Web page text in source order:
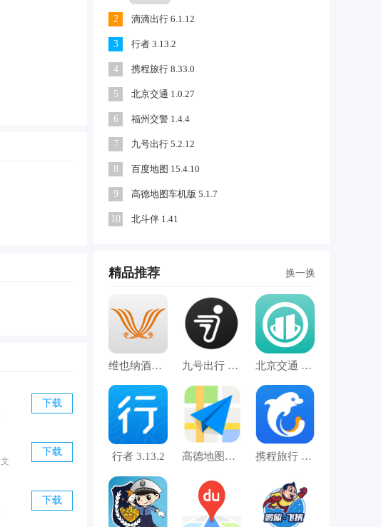
迎下载使
下载
下载
下载
2 滴滴出行 6.1.12
3 行者 3.13.2
4 携程旅行 8.33.0
5 北京交通 1.0.27
6 福州交警 1.4.4
7 九号出行 5.2.12
8 百度地图 15.4.10
9 高德地图车机版 5.1.7
10 北斗伴 1.41
精品推荐 换一换
维也纳酒店 7.9.9 九号出行 5.2.12 北京交通 1.0.27
行者 3.13.2 高德地图车机版 5.1.7 携程旅行 8.33.0